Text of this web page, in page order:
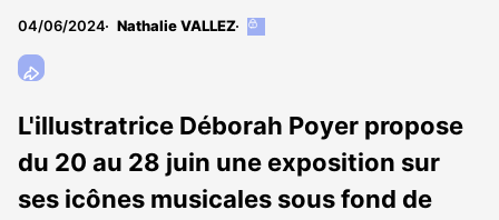
04/06/2024 Nathalie VALLEZ
Cet
abonnés
L'illustratrice Déborah Poyer propose
du 20 au 28 juin une exposition sur
ses icônes musicales sous fond de